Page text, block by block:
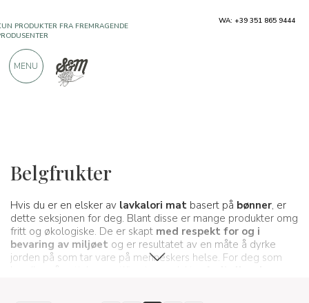
Belgfrukter
Hvis du er en elsker av lavkalori mat basert på bønner, er
dette seksjonen for deg. Blant disse er mange produkter omg
fritt og økologiske. De er skapt med respekt for og i
bevaring av miljøet og er resultatet av en måte å dyrke
jorden på som tar vare på menneskers helse. For deg som
900 POSITIVE ANMELDELSER
WA: +39 351 865 9444
MENU